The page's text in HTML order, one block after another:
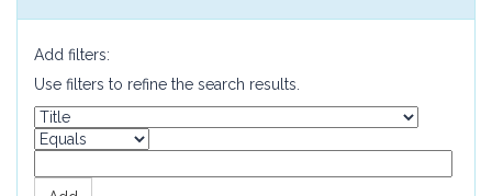
Add filters:
Use filters to refine the search results.